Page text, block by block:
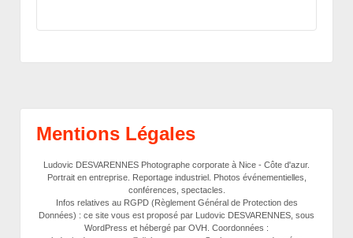
Mentions Légales
Ludovic DESVARENNES Photographe corporate à Nice - Côte d'azur.
Portrait en entreprise. Reportage industriel. Photos événementielles,
conférences, spectacles.
Infos relatives au RGPD (Règlement Général de Protection des
Données) : ce site vous est proposé par Ludovic DESVARENNES, sous
WordPress et hébergé par OVH. Coordonnées :